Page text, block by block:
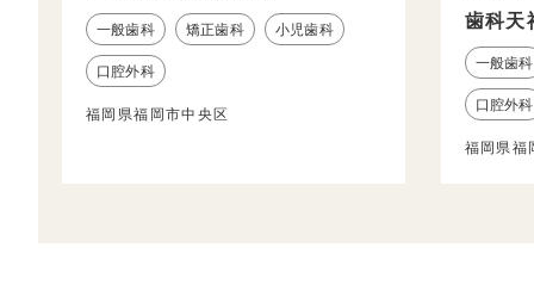
一般歯科 矯正歯科 小児歯科
口腔外科
福岡県福岡市中央区
歯科天
一般歯科
口腔外科
福岡県福